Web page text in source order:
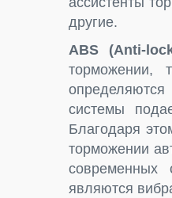
другие.
ABS (Anti-
торможении,
системы
Благодаря
торможении
современных
являются